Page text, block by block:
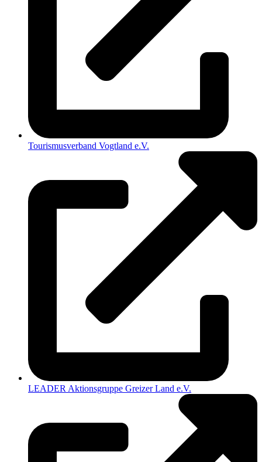
Tourismusverband Vogtland e.V.
LEADER Aktionsgruppe Greizer Land e.V.